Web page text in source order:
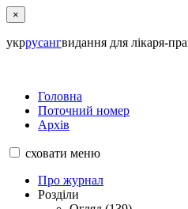
×
укррусангвидання для лікаря-
Головна
Поточний номер
Архів
сховати меню
Про журнал
Розділи